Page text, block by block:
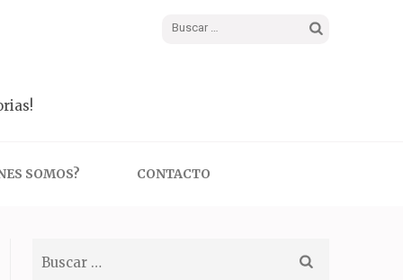
Buscar:
SOMOS? CONTACTO